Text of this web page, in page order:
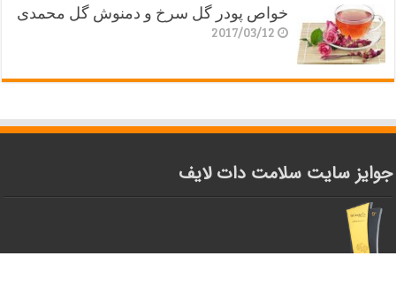
خواص پودر گل سرخ و دمنوش گل محمدی
2017/03/12
جوایز سایت سلامت دات لایف